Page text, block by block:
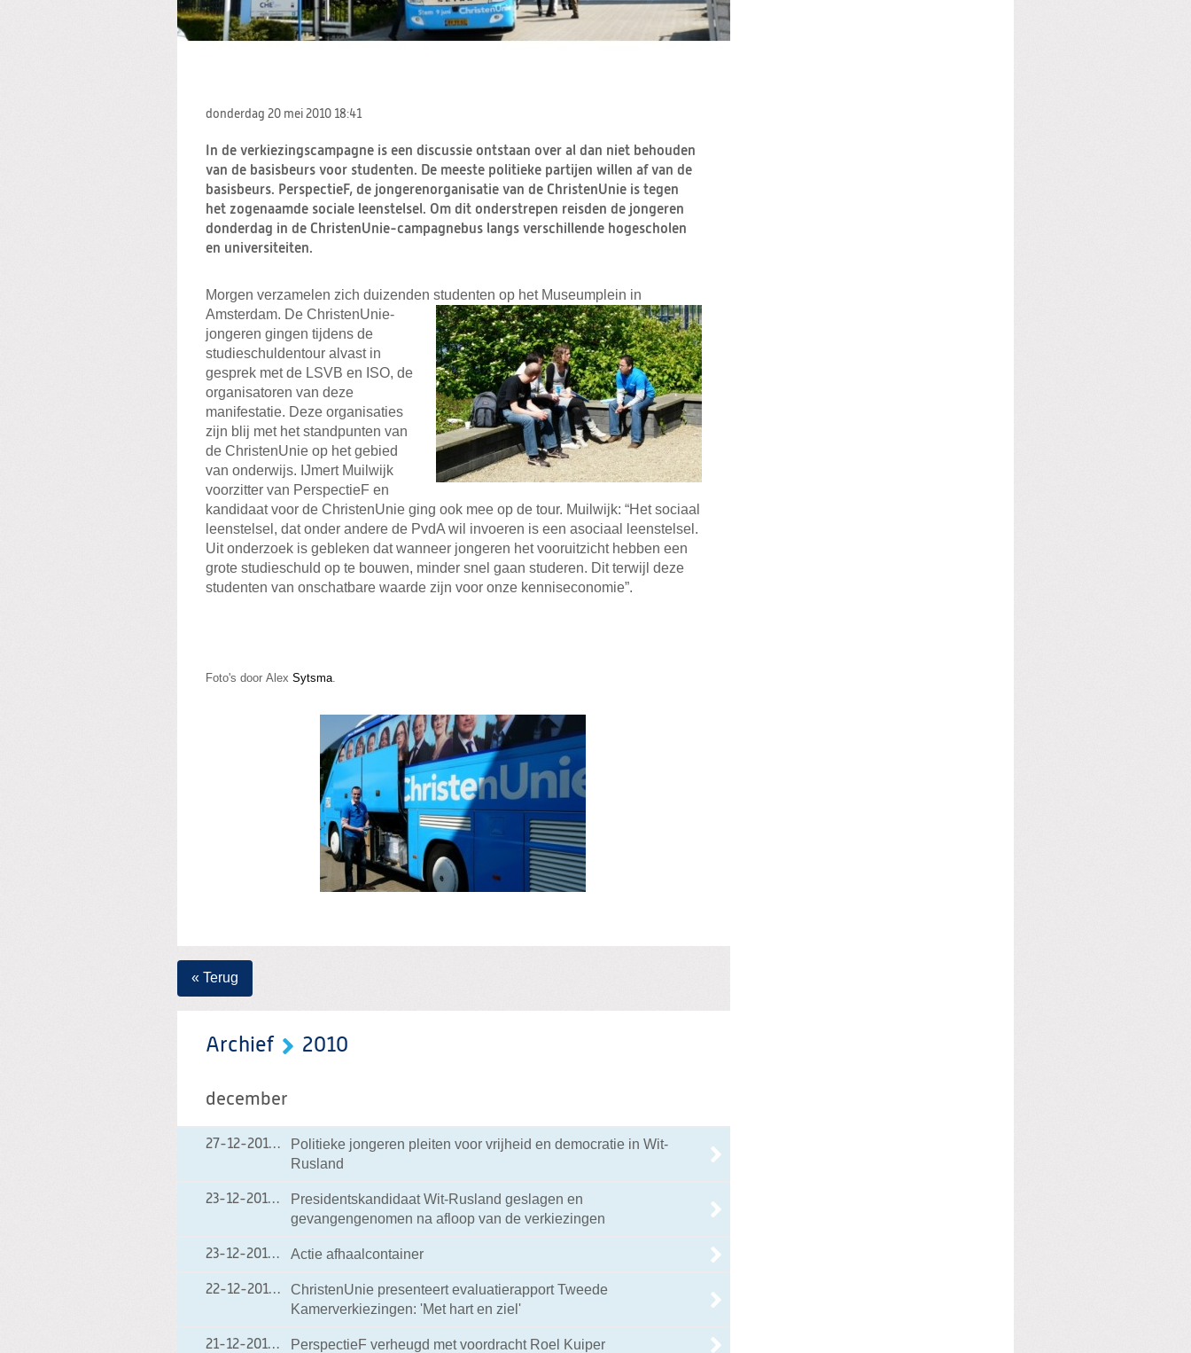
donderdag 20 mei 2010 18:41
In de verkiezingscampagne is een discussie ontstaan over al dan niet behouden
van de basisbeurs voor studenten. De meeste politieke partijen willen af van de
basisbeurs. PerspectieF, de jongerenorganisatie van de ChristenUnie is tegen
het zogenaamde sociale leenstelsel. Om dit onderstrepen reisden de jongeren
donderdag in de ChristenUnie-campagnebus langs verschillende hogescholen
en universiteiten.
Morgen verzamelen zich duizenden studenten op het Museumplein in
Amsterdam. De ChristenUnie-
jongeren gingen tijdens de
studieschuldentour alvast in
gesprek met de LSVB en ISO, de
organisatoren van deze
manifestatie. Deze organisaties
zijn blij met het standpunten van
de ChristenUnie op het gebied
van onderwijs. IJmert Muilwijk
voorzitter van PerspectieF en
kandidaat voor de ChristenUnie ging ook mee op de tour. Muilwijk: “Het sociaal
leenstelsel, dat onder andere de PvdA wil invoeren is een asociaal leenstelsel.
Uit onderzoek is gebleken dat wanneer jongeren het vooruitzicht hebben een
grote studieschuld op te bouwen, minder snel gaan studeren. Dit terwijl deze
studenten van onschatbare waarde zijn voor onze kenniseconomie”.
Foto's door Alex Sytsma.
« Terug
Archief 2010
december
27-12-201027-12-2010 15:53
Politieke jongeren pleiten voor vrijheid en democratie in Wit-
Rusland
23-12-201023-12-2010 21:33
Presidentskandidaat Wit-Rusland geslagen en
gevangengenomen na afloop van de verkiezingen
23-12-201023-12-2010 14:41
Actie afhaalcontainer
22-12-201022-12-2010 18:06
ChristenUnie presenteert evaluatierapport Tweede
Kamerverkiezingen: 'Met hart en ziel'
21-12-201021-12-2010 15:01
PerspectieF verheugd met voordracht Roel Kuiper